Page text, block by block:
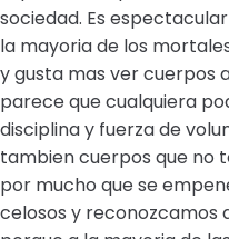
sociedad. Es
la mayoria de los
y gusta mas ver cuerpos
parece que cualquiera
disciplina y fuerza de
tambien cuerpos que no
por mucho que se
celosos y reconozcamos